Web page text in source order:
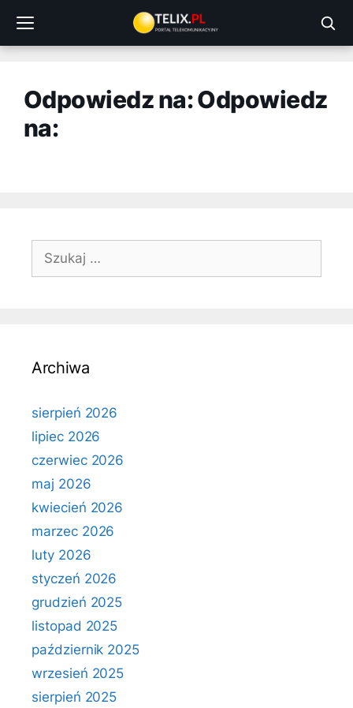
treści
Odpowiedz na: Odpowiedz
na:
Szukaj:
Archiwa
sierpień 2026
lipiec 2026
czerwiec 2026
maj 2026
kwiecień 2026
marzec 2026
luty 2026
styczeń 2026
grudzień 2025
listopad 2025
październik 2025
wrzesień 2025
sierpień 2025